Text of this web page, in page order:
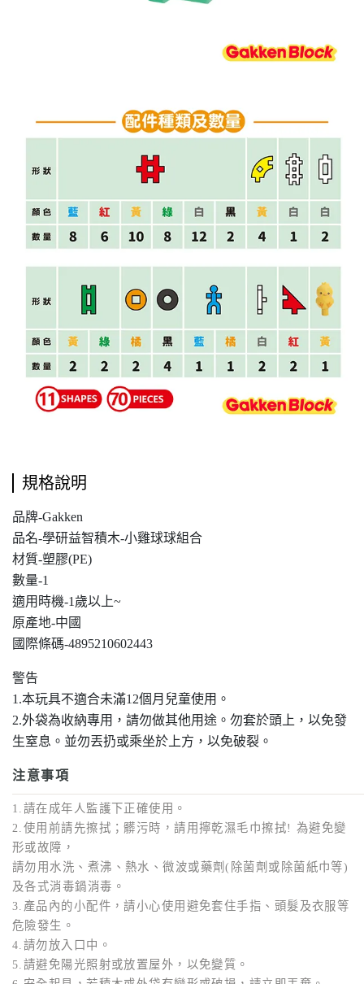
規格說明
品牌-Gakken
品名-學研益智積木-小雞球球組合
材質-塑膠(PE)
數量-1
適用時機-1歲以上~
原產地-中國
國際條碼-4895210602443
警告
1.本玩具不適合未滿12個月兒童使用。
2.外袋為收納專用，請勿做其他用途。勿套於頭上，以免發
生窒息。並勿丟扔或乘坐於上方，以免破裂。
注意事項
1.請在成年人監護下正確使用。
2.使用前請先擦拭；髒污時，請用擰乾濕毛巾擦拭! 為避免變
形或故障，
請勿用水洗、煮沸、熱水、微波或藥劑(除菌劑或除菌紙巾等)
及各式消毒鍋消毒。
3.產品內的小配件，請小心使用避免套住手指、頭髮及衣服等
危險發生。
4.請勿放入口中。
5.請避免陽光照射或放置屋外，以免變質。